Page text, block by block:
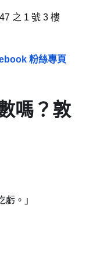
之 1 號 3 樓
粉絲專頁
嗎？敦
。」